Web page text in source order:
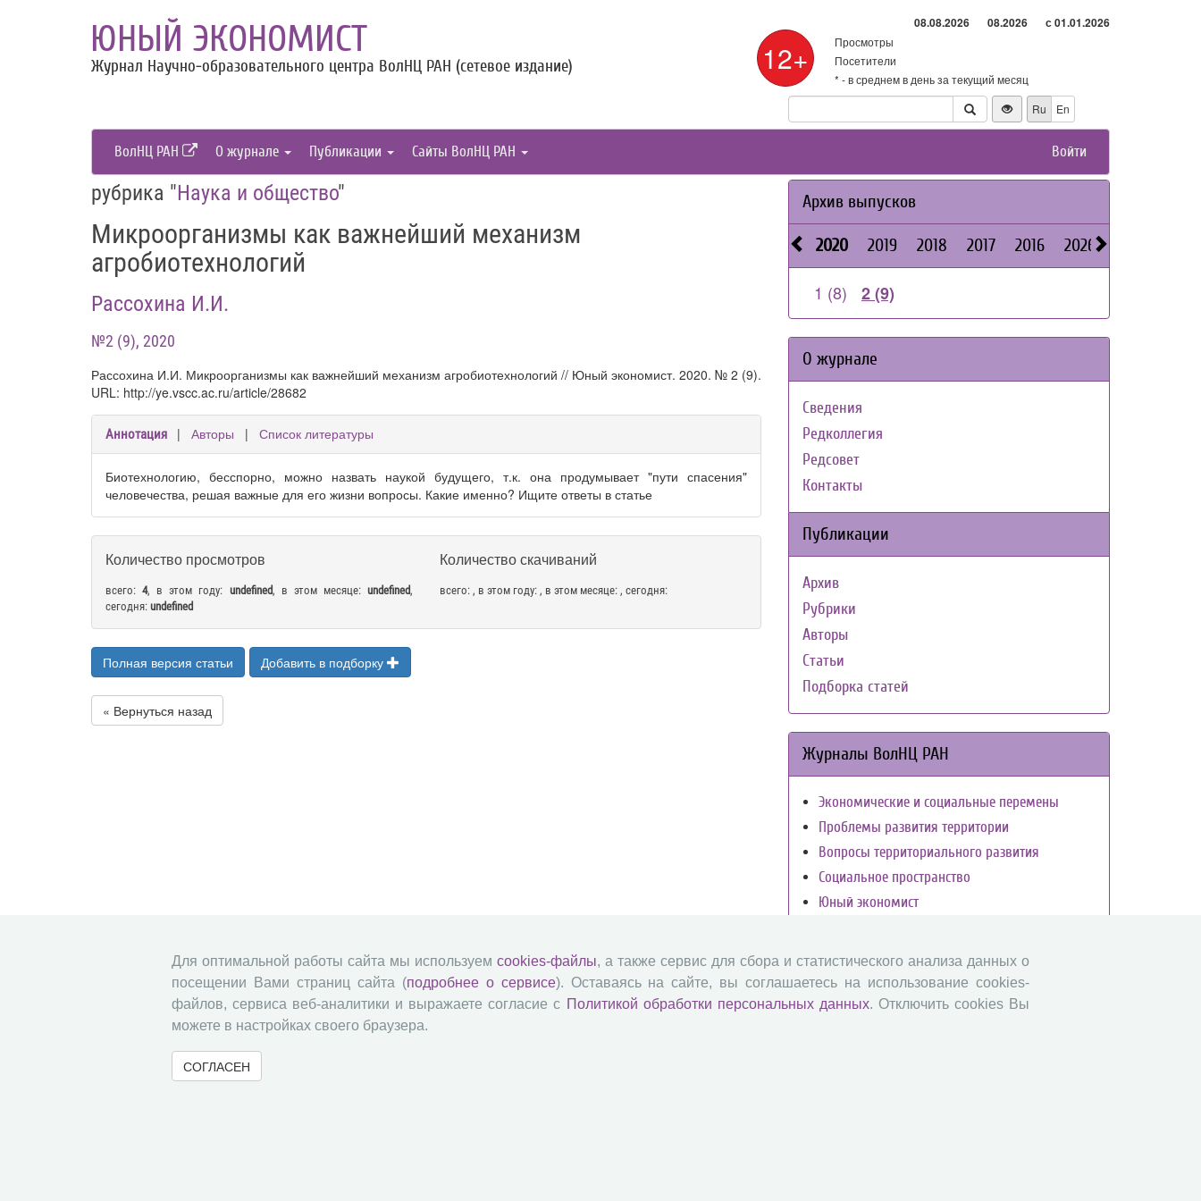
ЮНЫЙ ЭКОНОМИСТ
Журнал Научно-образовательного центра ВолНЦ РАН (сетевое издание) 12+
08.08.2026 08.2026 с 01.01.2026
Просмотры
Посетители
* - в среднем в день за текущий месяц
Ru
En
ВолНЦ РАН О журнале Публикации Сайты ВолНЦ РАН Войти
рубрика "Наука и общество"
Микроорганизмы как важнейший механизм
агробиотехнологий
Рассохина И.И.
№2 (9), 2020
Рассохина И.И. Микроорганизмы как важнейший механизм агробиотехнологий // Юный экономист. 2020. № 2 (9).
URL: http://ye.vscc.ac.ru/article/28682
Аннотация | Авторы | Список литературы
Биотехнологию, бесспорно, можно назвать наукой будущего, т.к. она продумывает "пути спасения"
человечества, решая важные для его жизни вопросы. Какие именно? Ищите ответы в статье
Количество просмотров
всего:4, в этом году: undefined, в этом месяце:undefined,
сегодня: undefined
Количество скачиваний
всего: , в этом году: , в этом месяце: , сегодня:
Полная версия статьи Добавить в подборку
« Вернуться назад
Архив выпусков
2020 2019 2018 2017 2016 2026
1 (8) 2 (9)
О журнале
Сведения
Редколлегия
Редсовет
Контакты
Публикации
Архив
Рубрики
Авторы
Статьи
Подборка статей
Журналы ВолНЦ РАН
Экономические и социальные перемены
Проблемы развития территории
Вопросы территориального развития
Социальное пространство
Юный экономист
Для оптимальной работы сайта мы используем cookies-файлы, а также сервис для сбора и статистического анализа данных о
посещении Вами страниц сайта (подробнее о сервисе). Оставаясь на сайте, вы соглашаетесь на использование cookies-
файлов, сервиса веб-аналитики и выражаете согласие с Политикой обработки персональных данных. Отключить cookies Вы
можете в настройках своего браузера.
СОГЛАСЕН
© 2000-2026 Вологодский научный центр Российской академии наук